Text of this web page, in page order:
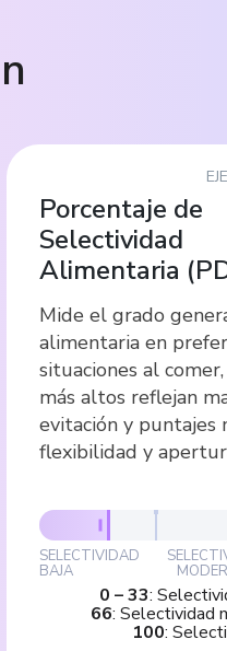
Porcentaje de
Selectividad
Alimentaria (
Mide el grado
alimentaria en
situaciones al
más altos reflejan
evitación y puntajes
flexibilidad y
SELECTIVIDAD
BAJA
0 –33:
66: Selectividad
100: